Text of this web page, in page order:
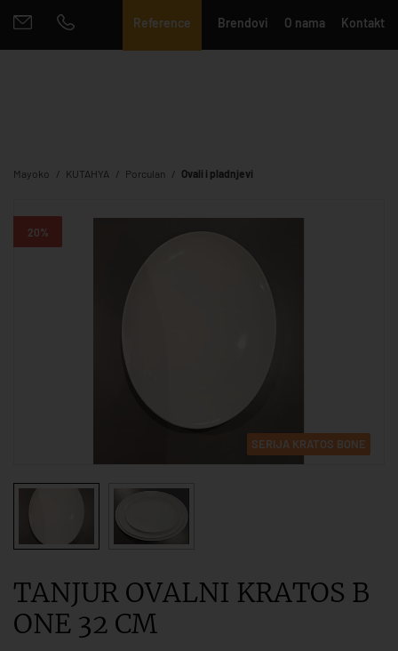
Reference Brendovi O nama Kontakt
Mayoko KUTAHYA Porculan Ovali i pladnjevi
20%
SERIJA KRATOS BONE
TANJUR OVALNI KRATOS B
ONE 32 CM